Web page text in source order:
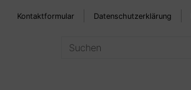
Kontaktformular Datenschutzerklärung